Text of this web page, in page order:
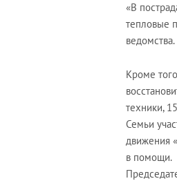
«В
тепловые
ведомства.
Кроме
техники,
Семьи
движения
в помощи.